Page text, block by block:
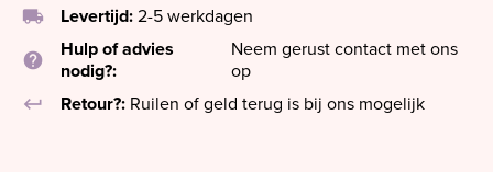
local_shipping Levertijd: 2-5 werkdagen
help
Hulp of advies
nodig?:
Neem gerust contact met ons
op
keyboard_return
Retour?: Ruilen of geld terug is bij ons mogelijk